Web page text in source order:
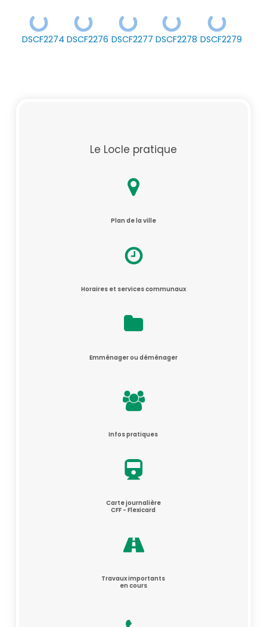
DSCF2274 DSCF2276 DSCF2277 DSCF2278 DSCF2279
Le Locle pratique
Plan de la ville
Horaires et services communaux
Emménager ou déménager
Infos pratiques
Carte journalière
CFF - Flexicard
Travaux importants
en cours